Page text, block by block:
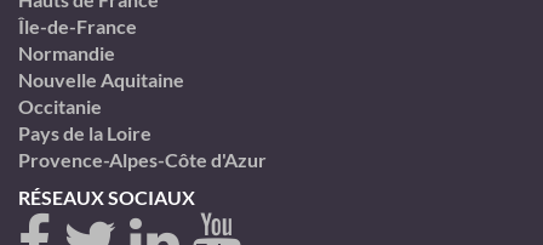
Île-de-France
Normandie
Nouvelle Aquitaine
Occitanie
Pays de la Loire
Provence-Alpes-Côte d'Azur
RÉSEAUX SOCIAUX